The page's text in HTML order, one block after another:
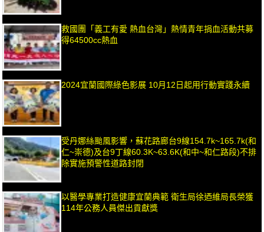
救國團「義工有愛 熱血台灣」熱情青年捐血活動共募
得64500cc熱血
2024宜蘭國際綠色影展 10月12日起用行動實踐永續
受丹娜絲颱風影響，蘇花路廊台9線154.7k~165.7k(和
仁~崇德)及台9丁線60.3K~63.6K(和中~和仁路段)不排
除實施預警性道路封閉
以醫學專業打造健康宜蘭典範 衛生局徐迺維局長榮獲
114年公務人員傑出貢獻獎